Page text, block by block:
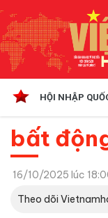
HỘI NHẬP
bất
16/10/2025 lúc
Theo dõi